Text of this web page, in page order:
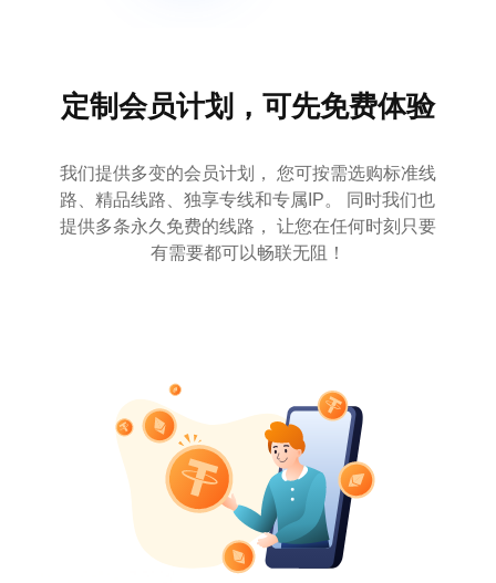
定制会员计划，可先免费体验
我们提供多变的会员计划， 您可按需选购标准线
路、精品线路、独享专线和专属IP。 同时我们也
提供多条永久免费的线路， 让您在任何时刻只要
有需要都可以畅联无阻！